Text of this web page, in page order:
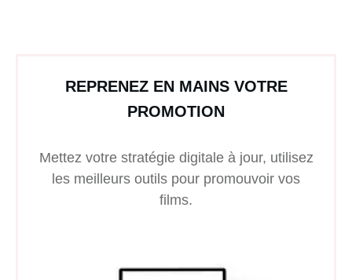
REPRENEZ EN MAINS VOTRE
PROMOTION
Mettez votre stratégie digitale à jour, utilisez
les meilleurs outils pour promouvoir vos
films.